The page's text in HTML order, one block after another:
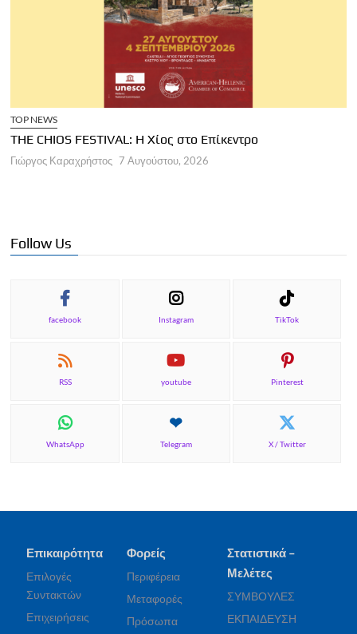
TOP NEWS
THE CHIOS FESTIVAL: Η Χίος στο Επίκεντρο
Γιώργος Καραχρήστος 7 Αυγούστου, 2026
Follow Us
facebook Instagram TikTok
RSS youtube Pinterest
WhatsApp Telegram X / Twitter
Επικαιρότητα
Επιλογές
Συντακτών
Επιχειρήσεις
Φορείς
Περιφέρεια
Μεταφορές
Πρόσωπα
Στατιστικά –
Μελέτες
ΣΥΜΒΟΥΛΕΣ
ΕΚΠΑΙΔΕΥΣΗ